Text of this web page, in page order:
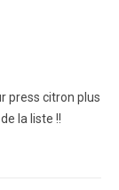
press citron plus
la liste !!